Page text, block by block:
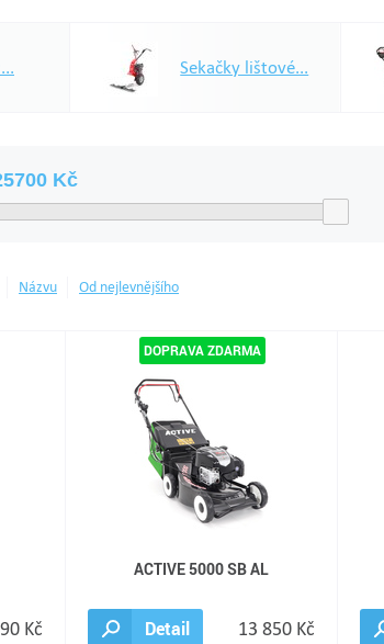
Sekačky lištové...
Názvu Od nejlevnějšího
Kč
ACTIVE 5000 SB AL
Detail 13 850 Kč